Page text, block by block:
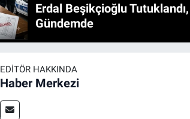
Erdal Beşikçioğlu Tutuklandı,
Gündemde
EDITÖR HAKKINDA
Haber Merkezi